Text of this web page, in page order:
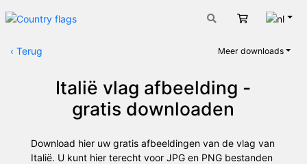
Winkelwagen
‹ Terug Meer downloads
Italië vlag afbeelding -
gratis downloaden
Download hier uw gratis afbeeldingen van de vlag van
Italië. U kunt hier terecht voor JPG en PNG bestanden